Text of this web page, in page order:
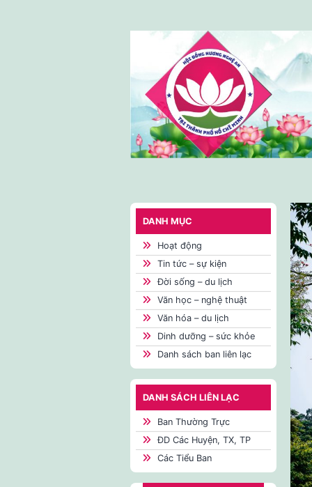
DANH MỤC
Hoạt động
Tin tức – sự kiện
Đời sống – du lịch
Văn học – nghệ thuật
Văn hóa – du lịch
Dinh dưỡng – sức khỏe
Danh sách ban liên lạc
DANH SÁCH LIÊN LẠC
Ban Thường Trực
ĐD Các Huyện, TX, TP
Các Tiểu Ban